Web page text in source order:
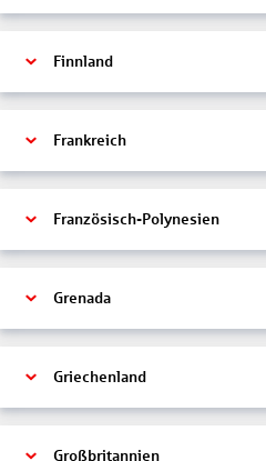
Finnland
Frankreich
Französisch-Polynesien
Grenada
Griechenland
Großbritannien